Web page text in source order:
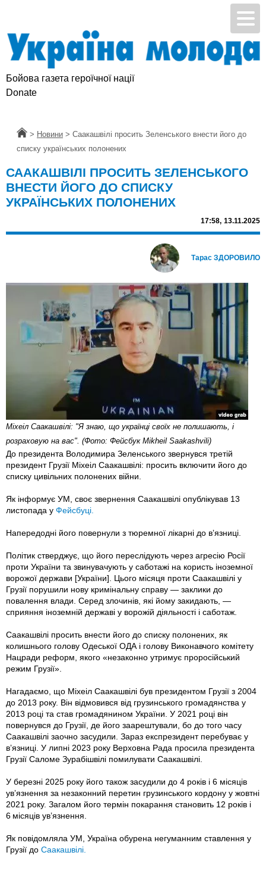
Бойова газета героїчної нації
Donate
Головна
> Новини > Саакашвілі просить Зеленського внести його до
списку українських полонених
СААКАШВІЛІ ПРОСИТЬ ЗЕЛЕНСЬКОГО
ВНЕСТИ ЙОГО ДО СПИСКУ
УКРАЇНСЬКИХ ПОЛОНЕНИХ
17:58, 13.11.2025
Тарас ЗДОРОВИЛО
Міхеіл Саакашвілі: "Я знаю, що українці своїх не полишають, і
розраховую на вас". (Фото: Фейсбук Mikheil Saakashvili)
До президента Володимира Зеленського звернувся третій
президент Грузії Міхеіл Саакашвілі: просить включити його до
списку цивільних полонених війни.
Як інформує УМ, своє звернення Саакашвілі опублікував 13
листопада у Фейсбуці.
Напередодні його повернули з тюремної лікарні до вʼязниці.
Політик стверджує, що його переслідують через агресію Росії
проти України та звинувачують у саботажі на користь іноземної
ворожої держави [України]. Цього місяця проти Саакашвілі у
Грузії порушили нову кримінальну справу — заклики до
повалення влади. Серед злочинів, які йому закидають, —
сприяння іноземній державі у ворожій діяльності і саботаж.
Саакашвілі просить внести його до списку полонених, як
колишнього голову Одеської ОДА і голову Виконавчого комітету
Нацради реформ, якого «незаконно утримує проросійський
режим Грузії».
Нагадаємо, що Міхеіл Саакашвілі був президентом Грузії з 2004
до 2013 року. Він відмовився від грузинського громадянства у
2013 році та став громадянином України. У 2021 році він
повернувся до Грузії, де його заарештували, бо до того часу
Саакашвілі заочно засудили. Зараз експрезидент перебуває у
вʼязниці. У липні 2023 року Верховна Рада просила президента
Грузії Саломе Зурабішвілі помилувати Саакашвілі.
У березні 2025 року його також засудили до 4 років і 6 місяців
увʼязнення за незаконний перетин грузинського кордону у жовтні
2021 року. Загалом його термін покарання становить 12 років і
6 місяців ув’язнення.
Як повідомляла УМ, Україна обурена негуманним ставлення у
Грузії до Саакашвілі.